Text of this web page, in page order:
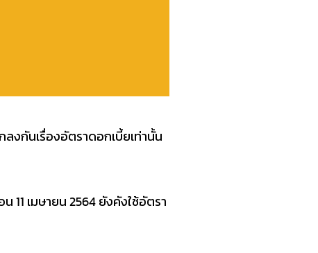
กันเรื่องอัตราดอกเบี้ยเท่านั้น
เมษายน 2564 ยังคังใช้อัตรา